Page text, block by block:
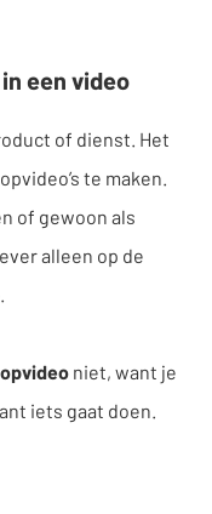
een video
of dienst. Het
te maken.
of gewoon als
alleen op de
.
niet, want je
iets gaat doen.